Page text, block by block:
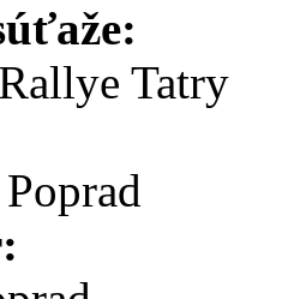
Tatry